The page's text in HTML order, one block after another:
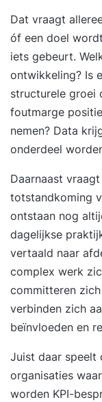
Dat vraagt
óf een doel
iets gebeurt.
ontwikkeling? Is
structurele groei
foutmarge
nemen? Data
onderdeel
Daarnaast
totstandkoming
ontstaan nog
dagelijkse
vertaald naar
complex werk
committeren
verbinden zich
beïnvloeden en
Juist daar speelt
organisaties
worden KPI-